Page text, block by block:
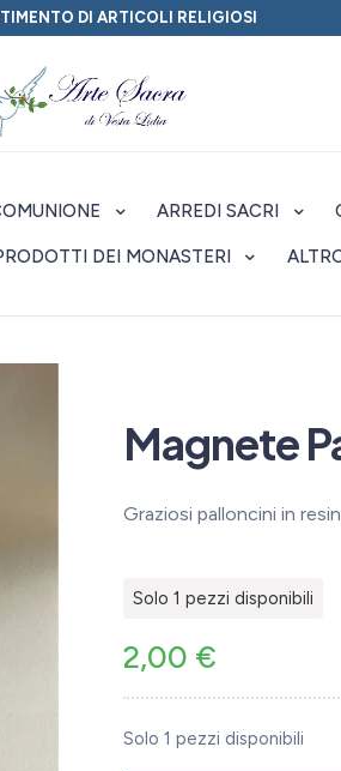
DI ARTICOLI RELIGIOSI
ARREDI SACRI
DEI MONASTERI
Magnete
Graziosi palloncini in
Solo 1 pezzi disponibili
2,00 €
Solo 1 pezzi disponibili